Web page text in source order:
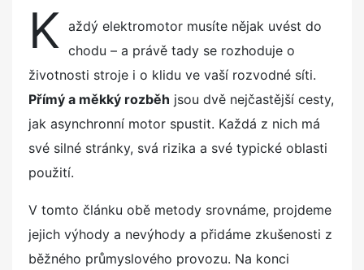
t
e
d
n
K aždý elektromotor musíte nějak uvést do
chodu – a právě tady se rozhoduje o
životnosti stroje i o klidu ve vaší rozvodné síti.
Přímý a měkký rozběh jsou dvě nejčastější cesty,
jak asynchronní motor spustit. Každá z nich má
své silné stránky, svá rizika a své typické oblasti
použití.
V tomto článku obě metody srovnáme, projdeme
jejich výhody a nevýhody a přidáme zkušenosti z
běžného průmyslového provozu. Na konci